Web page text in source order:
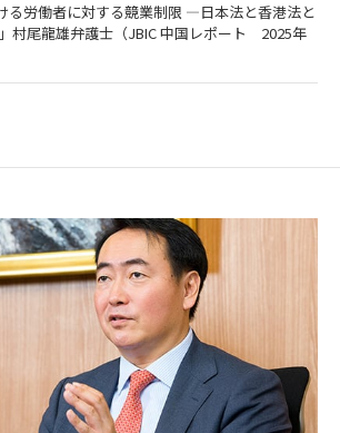
る労働者に対する競業制限 ―日本法と香港法と
村尾龍雄弁護士（JBIC 中国レポート 2025年